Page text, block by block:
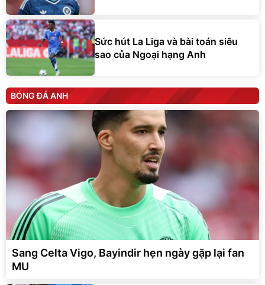
Sức hút La Liga và bài toán siêu
sao của Ngoại hạng Anh
BÓNG ĐÁ ANH
Sang Celta Vigo, Bayindir hẹn ngày gặp lại fan
MU